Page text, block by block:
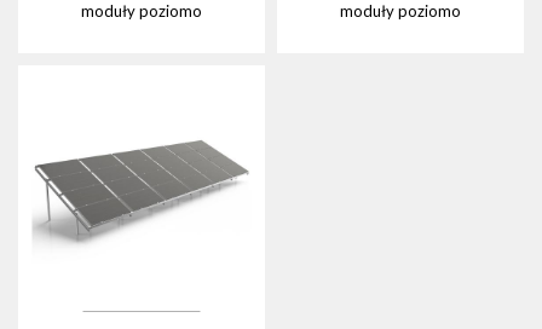
moduły poziomo
moduły poziomo